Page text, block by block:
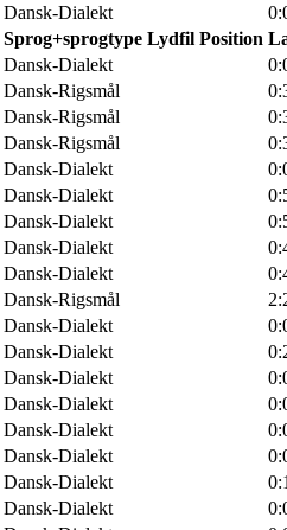
Dansk-Dialekt
Sprog+sprogtype Lydfil Position
Dansk-Dialekt
Dansk-Rigsmål
Dansk-Rigsmål
Dansk-Rigsmål
Dansk-Dialekt
Dansk-Dialekt
Dansk-Dialekt
Dansk-Dialekt
Dansk-Dialekt
Dansk-Rigsmål
Dansk-Dialekt
Dansk-Dialekt
Dansk-Dialekt
Dansk-Dialekt
Dansk-Dialekt
Dansk-Dialekt
Dansk-Dialekt
Dansk-Dialekt